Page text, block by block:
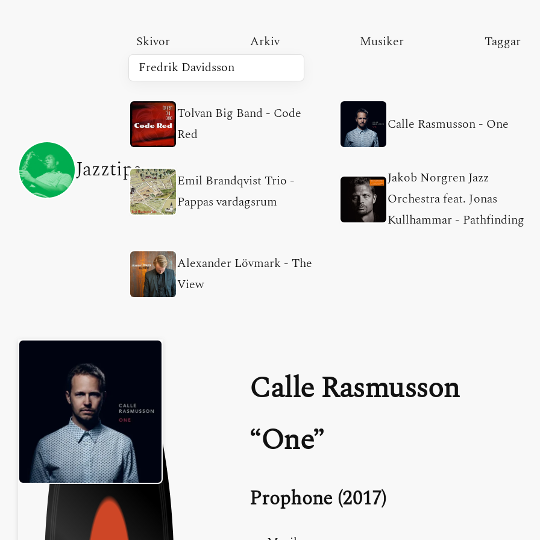
Jazztips
Skivor Arkiv Musiker Taggar
Tolvan Big Band - Code
Red
Calle Rasmusson - One
Emil Brandqvist Trio -
Pappas vardagsrum
Jakob Norgren Jazz
Orchestra feat. Jonas
Kullhammar - Pathfinding
Alexander Lövmark- The
View
Calle Rasmusson
One
Prophone (2017)